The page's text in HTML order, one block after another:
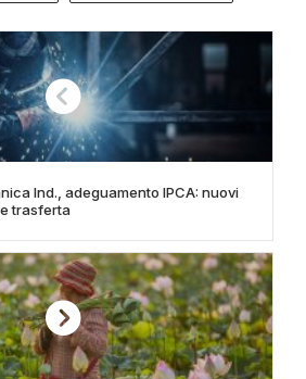
Ind., adeguamento IPCA: nuovi
trasferta